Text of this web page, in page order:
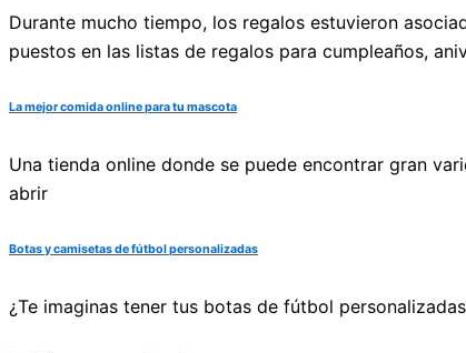
Durante mucho tiempo, los regalos estuvieron
puestos en las listas de regalos para cumpleaños,
La mejor comida online para tu mascota
Una tienda online donde se puede encontrar gran
abrir
Botas y camisetas de fútbol personalizadas
¿Te imaginas tener tus botas de fútbol